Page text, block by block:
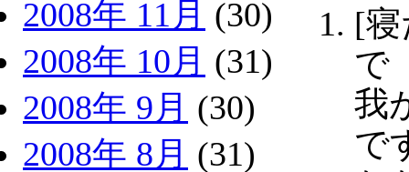
2008年 11月 (30)
2008年 10月 (31)
2008年 9月 (30)
2008年 8月 (31)
[
で
我
で